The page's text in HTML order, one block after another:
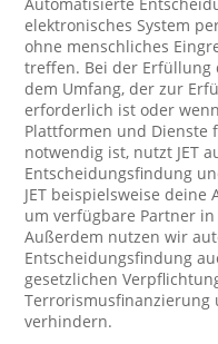
elektronisches System
ohne menschliches
treffen. Bei der
dem Umfang, der zur
erforderlich ist oder
Plattformen und Dienste
notwendig ist, nutzt JET
Entscheidungsfindung
JET beispielsweise
um verfügbare Partner
Außerdem nutzen wir
Entscheidungsfindung
gesetzlichen
Terrorismusfinanzierung
verhindern.